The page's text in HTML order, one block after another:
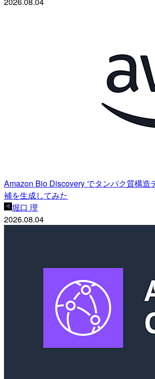
Amazon Bio Discovery でタンパク質構造
補を生成してみた
堀口 理
2026.08.04